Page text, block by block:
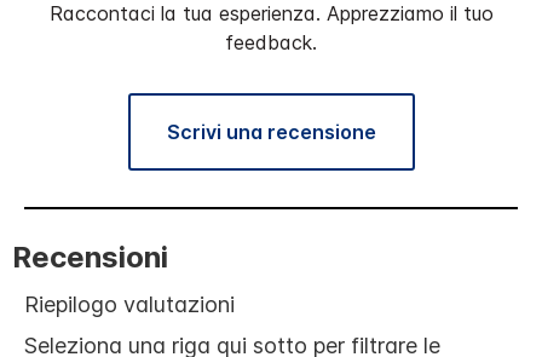
Raccontaci la tua esperienza. Apprezziamo il tuo
feedback.
Scrivi una recensione